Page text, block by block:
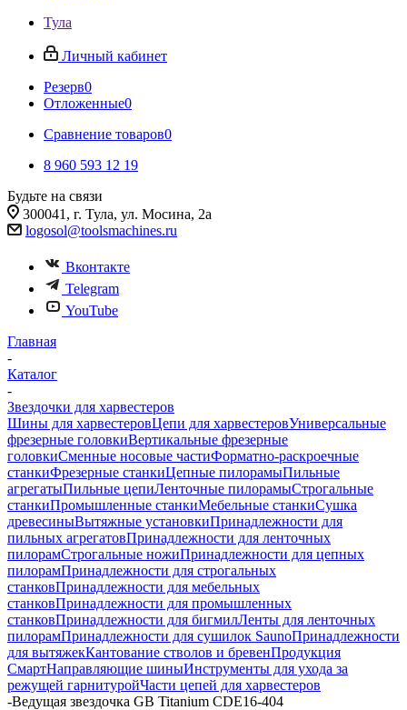
Тула
Личный кабинет
Резерв0
Отложенные0
Сравнение товаров0
8 960 593 12 19
Будьте на связи
300041, г. Тула, ул. Мосина, 2а
logosol@toolsmachines.ru
Вконтакте
Telegram
YouTube
Главная
-
Каталог
-
Звездочки для харвестеров
Шины для харвестеровЦепи для харвестеровУниверсальные
фрезерные головкиВертикальные фрезерные
головкиСменные носовые частиФорматно-раскроечные
станкиФрезерные станкиЦепные пилорамыПильные
агрегатыПильные цепиЛенточные пилорамыСтрогальные
станкиПромышленные станкиМебельные станкиСушка
древесиныВытяжные установкиПринадлежности для
пильных агрегатовПринадлежности для ленточных
пилорамСтрогальные ножиПринадлежности для цепных
пилорамПринадлежности для строгальных
станковПринадлежности для мебельных
станковПринадлежности для промышленных
станковПринадлежности для бигмилЛенты для ленточных
пилорамПринадлежности для сушилок SaunoПринадлежности
для вытяжекКантование стволов и бревенПродукция
СмартНаправляющие шиныИнструменты для ухода за
режущей гарнитуройЧасти цепей для харвестеров
-Ведущая звездочка GB Titanium CDE16-404